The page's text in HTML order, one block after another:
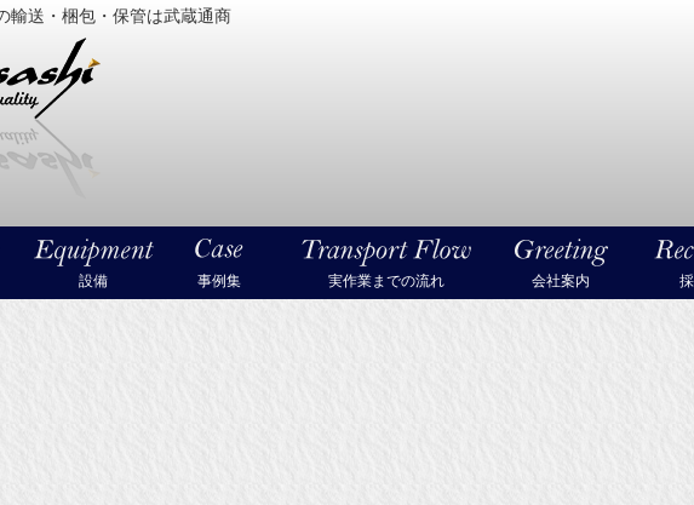
輸送・梱包・保管は武蔵通商
設備 事例集 実作業までの流れ 会社案内